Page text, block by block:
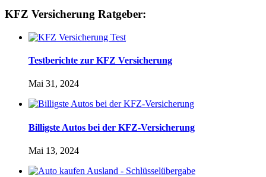
KFZ Versicherung Ratgeber:
Testberichte zur KFZ Versicherung
Mai 31, 2024
Billigste Autos bei der KFZ-Versicherung
Mai 13, 2024